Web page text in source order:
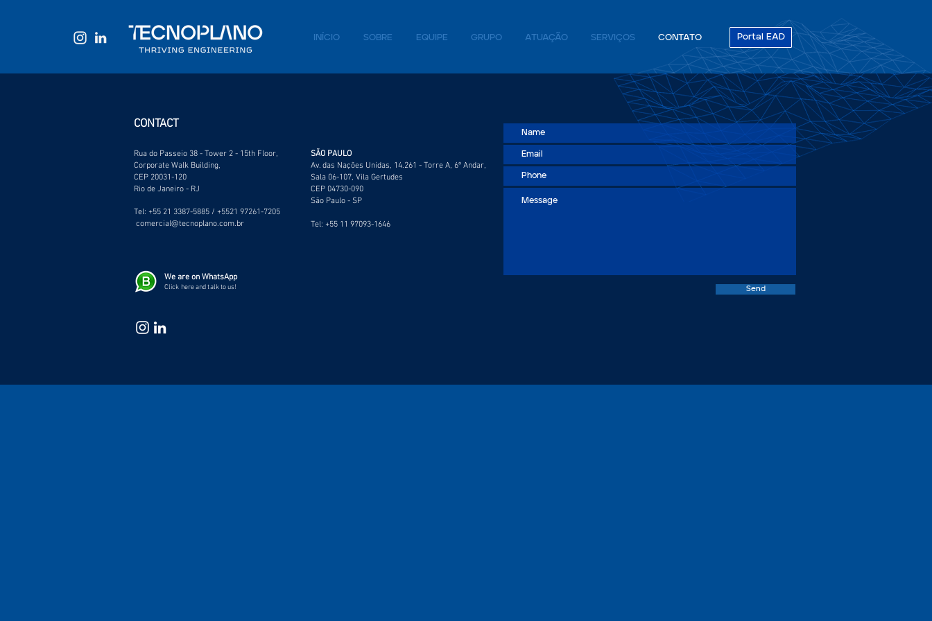
Portal EAD
INÍCIO SOBRE EQUIPE GRUPO ATUAÇÃO SERVIÇOS CONTATO
CONTACT
Rua do Passeio 38 - Tower 2 - 15th Floor,
Corporate Walk Building,
CEP 20031-120
Rio de Janeiro - RJ
Tel: +55 21 3387-5885 / +5521 97261-7205
comercial@tecnoplano.com.br
SÃO PAULO
Av. das Nações Unidas, 14.261 - Torre A, 6º Andar,
Sala 06-107, Vila Gertudes
CEP 04730-090
São Paulo - SP
Tel: +55 11 97093-1646
Click here and talk to us!
We are on WhatsApp
Send